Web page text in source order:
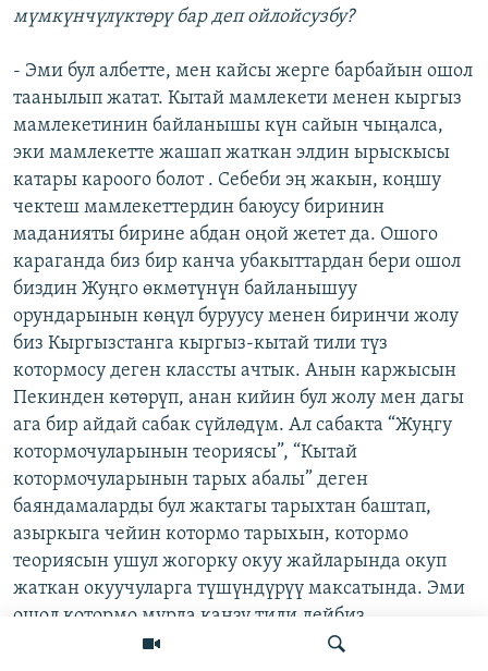
мүмкүнчүлүктөрү бар деп ойлойсузбу?
- Эми бул албетте, мен кайсы жерге барбайын ошол
таанылып жатат. Кытай мамлекети менен кыргыз
мамлекетинин байланышы күн сайын чыңалса,
эки мамлекетте жашап жаткан элдин ырыскысы
катары кароого болот . Себеби эң жакын, коңшу
чектеш мамлекеттердин баюусу биринин
маданияты бирине абдан оңой жетет да. Ошого
караганда биз бир канча убакыттардан бери ошол
биздин Жуңго өкмөтүнүн байланышуу
орундарынын көңүл буруусу менен биринчи жолу
биз Кыргызстанга кыргыз-кытай тили түз
котормосу деген классты ачтык. Анын каржысын
Пекинден көтөрүп, анан кийин бул жолу мен дагы
ага бир айдай сабак сүйлөдүм. Ал сабакта “Жуңгу
котормочуларынын теориясы”, “Кытай
котормочуларынын тарых абалы” деген
баяндамаларды бул жактагы тарыхтан баштап,
азыркыга чейин котормо тарыхын, котормо
теориясын ушул жогорку окуу жайларында окуп
жаткан окуучуларга түшүндүрүү максатында. Эми
ошол котормо мурда канзу тили дейбиз.